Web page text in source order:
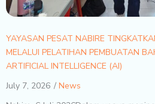
YAYASAN PESAT NABIRE
MELALUI PELATIHAN PEMBUATAN
ARTIFICIAL INTELLIGENCE (AI)
July 7, 2026
News